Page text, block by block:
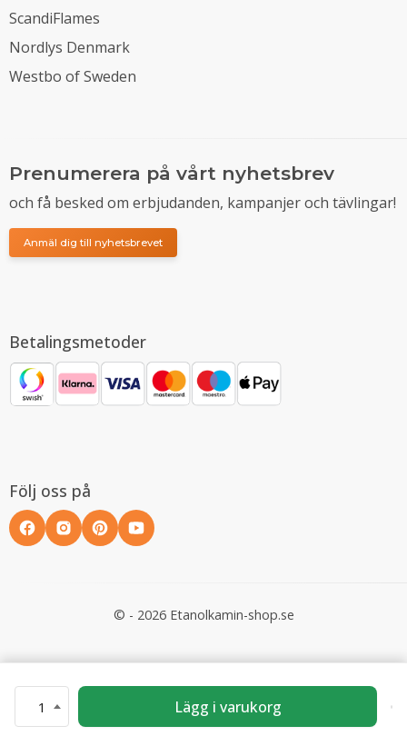
1 Lägg i varukorg
ScandiFlames
Nordlys Denmark
Westbo of Sweden
Prenumerera på vårt nyhetsbrev
och få besked om erbjudanden, kampanjer och tävlingar!
Anmäl dig till nyhetsbrevet
Betalingsmetoder
Följ oss på
© - 2026 Etanolkamin-shop.se